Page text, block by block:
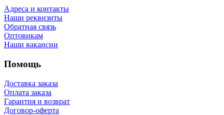
Адреса и контакты
Наши реквизиты
Обратная связь
Оптовикам
Наши вакансии
Помощь
Доставка заказа
Оплата заказа
Гарантия и возврат
Договор-оферта